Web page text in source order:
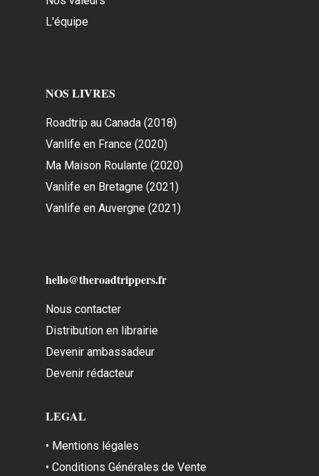
L'équipe
NOS LIVRES
Roadtrip au Canada (2018)
Vanlife en France (2020)
Ma Maison Roulante (2020)
Vanlife en Bretagne (2021)
Vanlife en Auvergne (2021)
hello@theroadtrippers.fr
Nous contacter
Distribution en librairie
Devenir ambassadeur
Devenir rédacteur
LEGAL
• Mentions légales
• Conditions Générales de Vente